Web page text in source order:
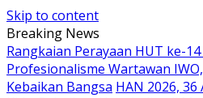
Skip to content
Breaking News
Rangkaian Perayaan HUT ke-
Profesionalisme Wartawan
Kebaikan Bangsa HAN 2026,